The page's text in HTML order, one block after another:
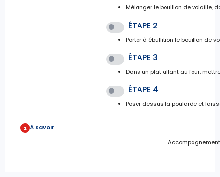
Mélanger le bouillon de volaille,
ÉTAPE 2
Porter à ébullition le bouillon de
ÉTAPE 3
Dans un plat allant au four,
ÉTAPE 4
Poser dessus la poularde et
À savoir
Accompagnement